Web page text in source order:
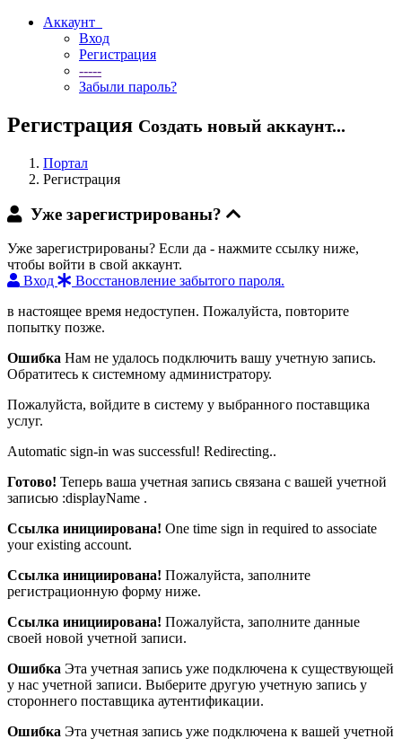
Аккаунт
Вход
Регистрация
-----
Забыли пароль?
Регистрация Создать новый аккаунт...
Портал
Регистрация
Уже зарегистрированы?
Уже зарегистрированы? Если да - нажмите ссылку ниже,
чтобы войти в свой аккаунт.
Вход
Восстановление забытого пароля.
в настоящее время недоступен. Пожалуйста, повторите
попытку позже.
Ошибка Нам не удалось подключить вашу учетную запись.
Обратитесь к системному администратору.
Пожалуйста, войдите в систему у выбранного поставщика
услуг.
Automatic sign-in was successful! Redirecting..
Готово! Теперь ваша учетная запись связана с вашей учетной
записью :displayName .
Ссылка инициирована! One time sign in required to associate
your existing account.
Ссылка инициирована! Пожалуйста, заполните
регистрационную форму ниже.
Ссылка инициирована! Пожалуйста, заполните данные
своей новой учетной записи.
Ошибка Эта учетная запись уже подключена к существующей
у нас учетной записи. Выберите другую учетную запись у
стороннего поставщика аутентификации.
Ошибка Эта учетная запись уже подключена к вашей учетной